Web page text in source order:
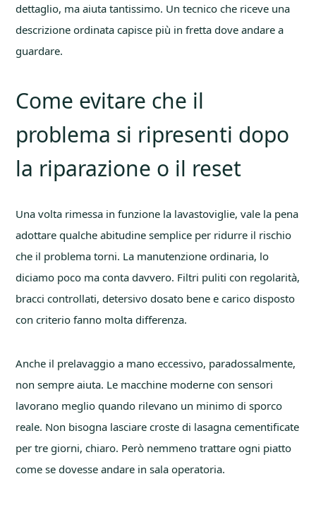
dettaglio, ma aiuta tantissimo. Un tecnico che riceve una
descrizione ordinata capisce più in fretta dove andare a
guardare.
Come evitare che il
problema si ripresenti dopo
la riparazione o il reset
Una volta rimessa in funzione la lavastoviglie, vale la pena
adottare qualche abitudine semplice per ridurre il rischio
che il problema torni. La manutenzione ordinaria, lo
diciamo poco ma conta davvero. Filtri puliti con regolarità,
bracci controllati, detersivo dosato bene e carico disposto
con criterio fanno molta differenza.
Anche il prelavaggio a mano eccessivo, paradossalmente,
non sempre aiuta. Le macchine moderne con sensori
lavorano meglio quando rilevano un minimo di sporco
reale. Non bisogna lasciare croste di lasagna cementificate
per tre giorni, chiaro. Però nemmeno trattare ogni piatto
come se dovesse andare in sala operatoria.